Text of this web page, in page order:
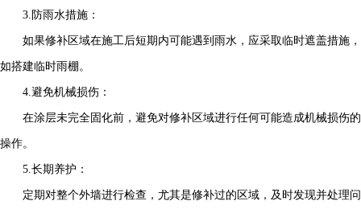
3.防雨水措施：
如果修补区域在施工后短期内可能遇到雨水，应采取临时遮盖措施，
如搭建临时雨棚。
4.避免机械损伤：
在涂层未完全固化前，避免对修补区域进行任何可能造成机械损伤的
操作。
5.长期养护：
定期对整个外墙进行检查，尤其是修补过的区域，及时发现并处理问